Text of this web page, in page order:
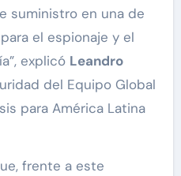
suministro en una de
el espionaje y el
explicó Leandro
del Equipo Global
para América Latina
frente a este